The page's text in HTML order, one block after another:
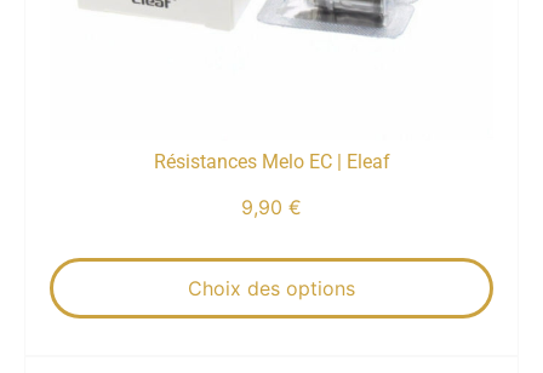
Résistances Melo EC | Eleaf
9,90 €
Choix des options